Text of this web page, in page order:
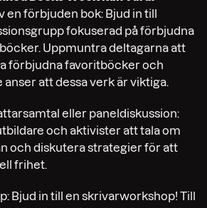
en förbjuden bok: Bjud in till
fokuserad på förbjudna
Uppmuntra deltagarna att
förbjudna favoritböcker och
att dessa verk är viktiga.
eller paneldiskussion:
och aktivister att tala om
och diskutera strategier för att
frihet.
Bjud in till en skrivarworkshop! Till